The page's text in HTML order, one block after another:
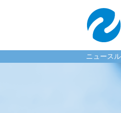
ニュース
リー